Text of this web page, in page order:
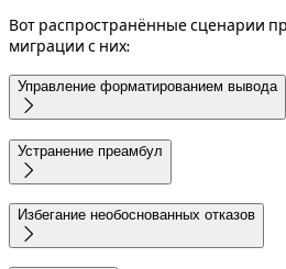
Вот распространённые сценарии
миграции с них:
Управление форматированием вывода

Устранение преамбул

Избегание необоснованных отказов
